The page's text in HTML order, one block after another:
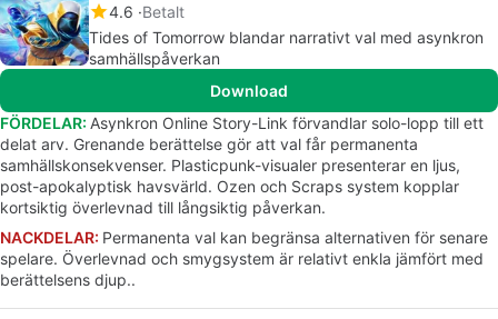
4.6 Betalt
Tides of Tomorrow blandar narrativt val med asynkron
samhällspåverkan
Download
FÖRDELAR: Asynkron Online Story-Link förvandlar solo-lopp till ett
delat arv. Grenande berättelse gör att val får permanenta
samhällskonsekvenser. Plasticpunk-visualer presenterar en ljus,
post-apokalyptisk havsvärld. Ozen och Scraps system kopplar
kortsiktig överlevnad till långsiktig påverkan.
NACKDELAR: Permanenta val kan begränsa alternativen för senare
spelare. Överlevnad och smygsystem är relativt enkla jämfört med
berättelsens djup..